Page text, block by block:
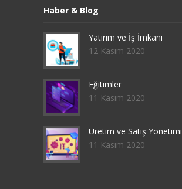
Haber & Blog
Yatırım ve İş İmkanı
12 Kasım 2020
Eğitimler
11 Kasım 2020
Üretim ve Satış Yönetimi
11 Kasım 2020